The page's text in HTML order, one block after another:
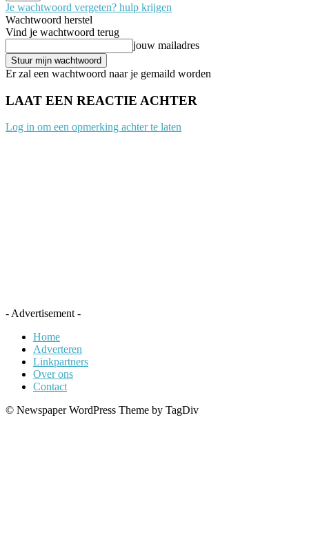
Je wachtwoord vergeten? hulp krijgen
Wachtwoord herstel
Vind je wachtwoord terug
jouw mailadres
Er zal een wachtwoord naar je gemaild worden
LAAT EEN REACTIE ACHTER
Log in om een opmerking achter te laten
- Advertisement -
Home
Adverteren
Linkpartners
Over ons
Contact
© Newspaper WordPress Theme by TagDiv